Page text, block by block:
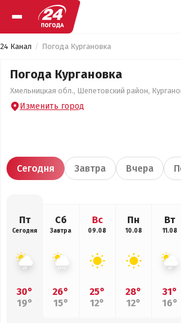
24 Канал Погода Кургановка
Погода Кургановка
Хмельницкая обл., Шепетовский район,
Изменить город
Сегодня Завтра Вчера
Пт
Сегодня
30°
19°
Сб
Завтра
26°
15°
Вс
09.08
25°
12°
Пн
10.08
28°
12°
Вт
11.08
31°
16°